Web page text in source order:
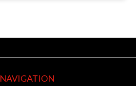
NAVIGATION